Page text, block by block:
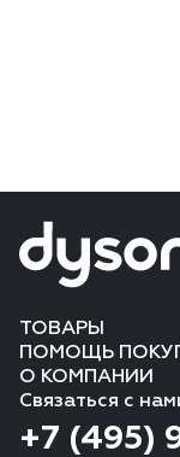
ТОВАРЫ
ПОМОЩЬ
О КОМПАНИИ
Связаться с
+7 (495)